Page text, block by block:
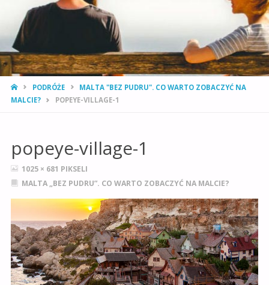
STRONA
GŁÓWNA
PODRÓŻE
MALTA "BEZ PUDRU". CO WARTO ZOBACZYĆ NA
MALCIE?
POPEYE-VILLAGE-1
popeye-village-1
PEŁNY
ROZMIAR
1025 × 681 PIKSELI
MALTA „BEZ PUDRU”. CO WARTO ZOBACZYĆ NA MALCIE?